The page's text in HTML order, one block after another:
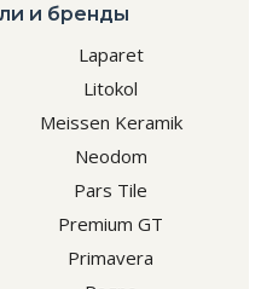
и бренды
Laparet
Litokol
Meissen Keramik
Neodom
Pars Tile
Premium GT
Primavera